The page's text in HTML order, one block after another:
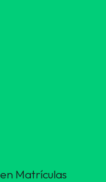
Matrículas